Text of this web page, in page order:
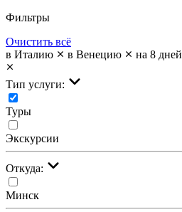
Фильтры
Очистить всё
в Италию
в Венецию на 8 дней
Тип услуги:
Туры
Экскурсии
Откуда:
Минск